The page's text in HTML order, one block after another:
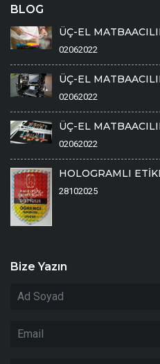
BLOG
ÜÇ-EL
02062022
ÜÇ-EL
02062022
ÜÇ-EL
02062022
HOLOGRAMLI
28102025
Bize Yazın